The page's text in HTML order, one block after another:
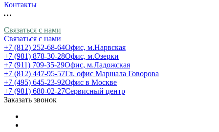
Контакты
Связаться с нами
Связаться с нами
+7 (812) 252-68-64Офис, м.Нарвская
+7 (981) 878-30-28Офис, м.Озерки
+7 (911) 709-35-29Офис, м.Ладожская
+7 (812) 447-95-57Гл. офис Маршала Говорова
+7 (495) 645-23-92Офис в Москве
+7 (981) 680-02-27Сервисный центр
Заказать звонок